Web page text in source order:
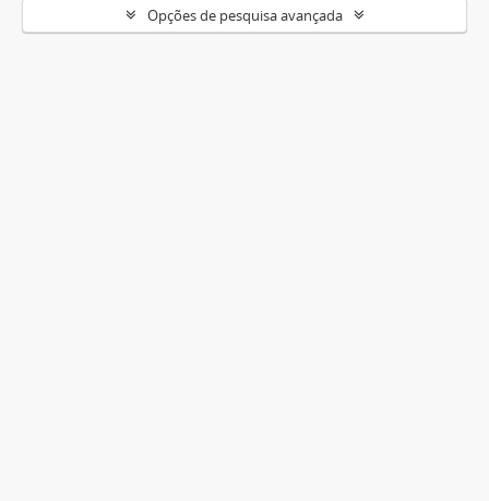
Opções de pesquisa avançada